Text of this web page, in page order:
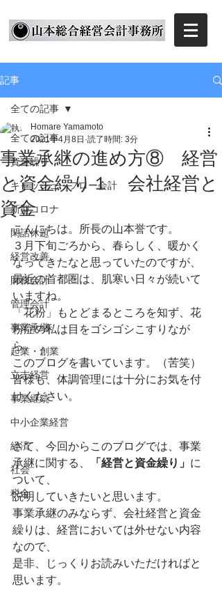
記事
全ての記事
資金繰り
キャッシュ・フロー会計
新型コロナ
閑話休題
経営改善
財務会計
管理会計
事業承継
起業・創業
立志経営
事業継続
中小企業経営
経済
社会
税金
全ての記事
事業承継の進め方⑧ 経営
と資金繰り１ 会社経営と
資金
Homare Yamamoto
2021年4月8日 読了時間: 3分
こんにちは。所長の山本誉です。
３月下旬ごろから、春らしく、暖かく
なってきたなと思っていたのですが、
最近の首都圏は、肌寒い日々が続いて
いますね。
「花粉」もとどまるところを知ず、花
粉症の私は目をゴシゴシこすりなが
ら、
このブログを書いています。（苦笑）
皆様も、体調管理には十分にお気を付
けください。
さて、今回からこのブログでは、事業
承継に関する、
「経営と資金繰り」 に
ついて、
説明していきたいと思います。
事業承継のみならず、会社経営と資金
繰りは、経営においては外せない内容
なので、
是非、じっくりお読みいただければと
思います。